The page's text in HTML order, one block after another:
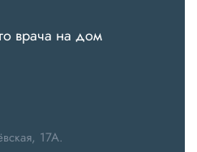
врача на дом
17А.